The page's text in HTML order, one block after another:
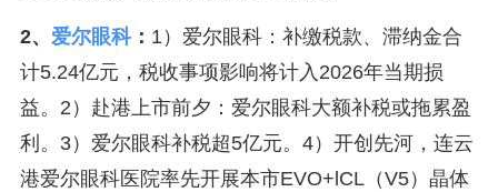
2、 爱尔眼科： 1）爱尔眼科：补缴税款、滞纳金合
计5.24亿元，税收事项影响将计入2026年当期损
益。2）赴港上市前夕：爱尔眼科大额补税或拖累盈
利。3）爱尔眼科补税超5亿元。4）开创先河，连云
港爱尔眼科医院率先开展本市EVO+lCL（V5）晶体